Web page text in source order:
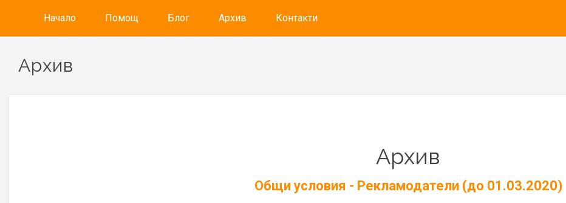
Начало Помощ Блог Архив Контакти
Архив
Архив
Общи условия - Рекламодатели (до 01.03.2020)